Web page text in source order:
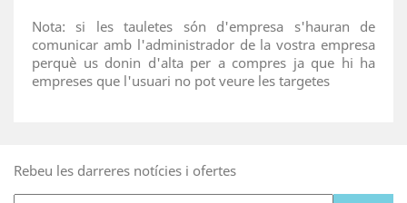
Nota: si les tauletes són d'empresa s'hauran de
comunicar amb l'administrador de la vostra empresa
perquè us donin d'alta per a compres ja que hi ha
empreses que l'usuari no pot veure les targetes
Rebeu les darreres notícies i ofertes